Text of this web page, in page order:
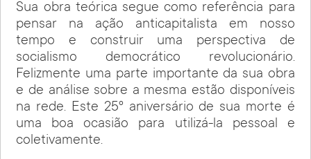
Sua obra teórica segue como referência para
pensar na ação anticapitalista em nosso
tempo e construir uma perspectiva de
socialismo democrático revolucionário.
Felizmente uma parte importante da sua obra
e de análise sobre a mesma estão disponíveis
na rede. Este 25º aniversário de sua morte é
uma boa ocasião para utilizá-la pessoal e
coletivamente.